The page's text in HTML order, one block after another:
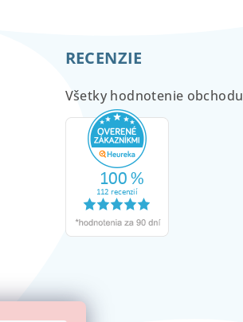
RECENZIE
Všetky hodnotenie obchodu